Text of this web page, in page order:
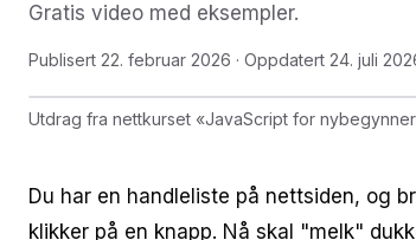
Gratis video med eksempler.
Publisert 22. februar 2026 · Oppdatert 24. juli
Utdrag fra nettkurset «JavaScript for
Du har en handleliste på nettsiden, og
klikker på en knapp. Nå skal "melk"